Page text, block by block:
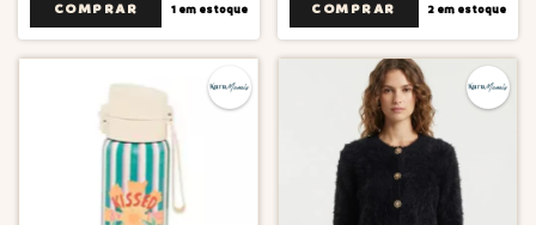
1em estoque 2 em estoque